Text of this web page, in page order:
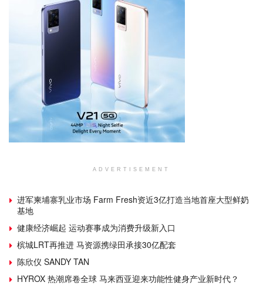
ADVERTISEMENT
进军柬埔寨乳业市场 Farm Fresh资近3亿打造当地首座大型鲜奶
基地
健康经济崛起 运动赛事成为消费升级新入口
槟城LRT再推进 马资源携绿田承接30亿配套
陈欣仪 SANDY TAN
HYROX 热潮席卷全球 马来西亚迎来功能性健身产业新时代？